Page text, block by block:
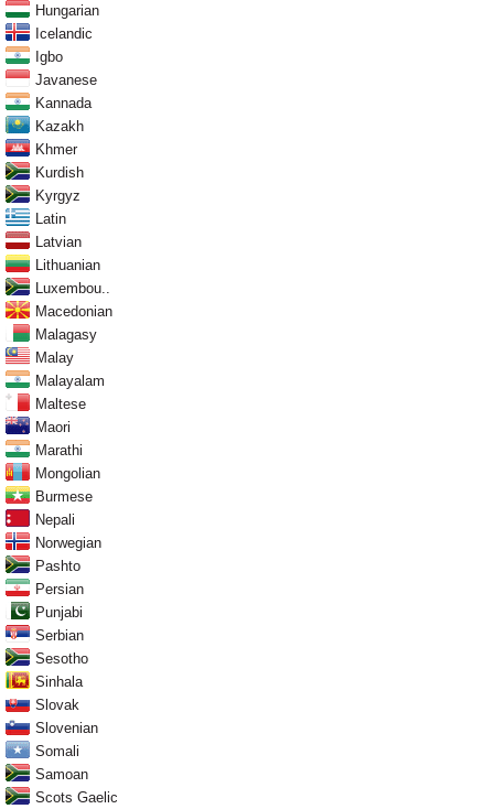
Hungarian
Icelandic
Igbo
Javanese
Kannada
Kazakh
Khmer
Kurdish
Kyrgyz
Latin
Latvian
Lithuanian
Luxembou..
Macedonian
Malagasy
Malay
Malayalam
Maltese
Maori
Marathi
Mongolian
Burmese
Nepali
Norwegian
Pashto
Persian
Punjabi
Serbian
Sesotho
Sinhala
Slovak
Slovenian
Somali
Samoan
Scots Gaelic